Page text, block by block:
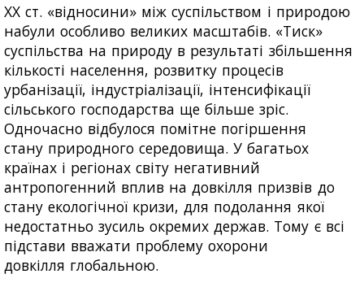
XX ст. «відносини» між суспільством і природою
набули особливо великих масштабів. «Тиск»
суспільства на природу в результаті збільшення
кількості населення, розвитку процесів
урбанізації, індустріалізації, інтенсифікації
сільського господарства ще більше зріс.
Одночасно відбулося помітне погіршення
стану природного середовища. У багатьох
країнах і регіонах світу негативний
антропогенний вплив на довкілля призвів до
стану екологічної кризи, для подолання якої
недостатньо зусиль окремих держав. Тому є всі
підстави вважати проблему охорони
довкілля глобальною.